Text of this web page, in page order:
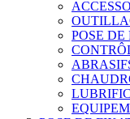
POSE